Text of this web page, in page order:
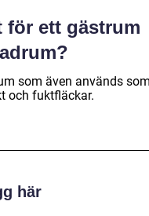
för ett gästrum
som även används
och fuktfläckar.
här